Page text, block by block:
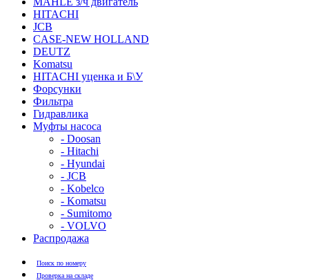
HITACHI
JCB
CASE-NEW HOLLAND
DEUTZ
Komatsu
HITACHI уценка и Б\У
Форсунки
Фильтра
Гидравлика
Муфты насоса
- Doosan
- Hitachi
- Hyundai
- JCB
- Kobelco
- Komatsu
- Sumitomo
- VOLVO
Распродажа
Поиск по номеру
Проверка на складе